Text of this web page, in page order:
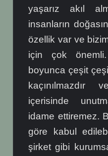
yaşarız akıl
insanların
özellik var ve
için çok
boyunca çeşit
kaçınılmazdır
içerisinde
idame ettiremez.
göre kabul
şirket gibi